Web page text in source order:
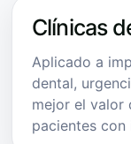
Clínicas
Aplicado a
dental,
mejor el valor
pacientes con